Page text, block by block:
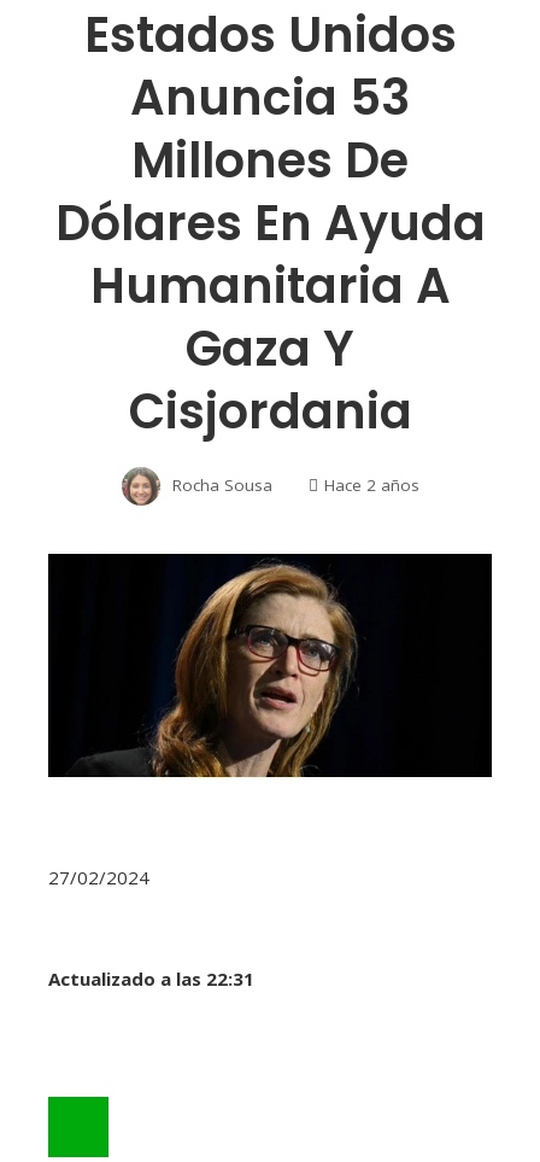
Estados Unidos
Anuncia 53
Millones De
Dólares En Ayuda
Humanitaria A
Gaza Y
Cisjordania
Rocha Sousa Hace 2 años
27/02/2024
Actualizado a las 22:31